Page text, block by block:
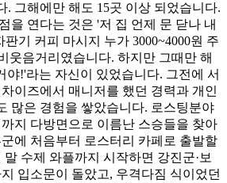
. 그해에만 해도 15곳 이상 되었습니다.
을 연다는 것은 '저 집 언제 문 닫나 내
판기 커피 마시지 누가 3000~4000원 주
웃음거리였습니다. 하지만 그때만 해
야!'라는 자신이 있었습니다. 그전에 서
이즈에서 매니저를 했던 경력과 개인
많은 경험을 쌓았습니다. 로스팅분야
지 다방면으로 이름난 스승들을 찾아
에 처음부터 로스터리 카페로 출발할
말 수제 와플까지 시작하면 강진군·보
입소문이 돌았고, 우격다짐 식이었던